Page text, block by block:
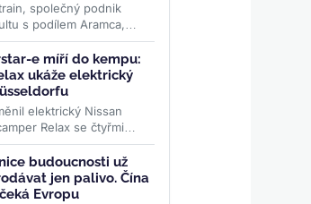
společný podnik
s podílem Aramca,
který během měsíců
>>
e míří do kempu:
ukáže elektrický
elektrický Nissan
Relax se čtyřmi
lůžkem pro dva a
z...>>
budoucnosti už
jen palivo. Čína
Evropu